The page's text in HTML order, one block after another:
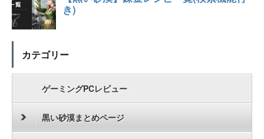
カテゴリー
ゲーミングPCレビュー
黒い砂漠まとめページ